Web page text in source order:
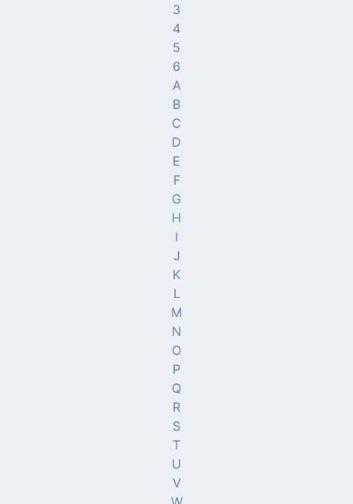
3
4
5
6
A
B
C
D
E
F
G
H
I
J
K
L
M
N
O
P
Q
R
S
T
U
V